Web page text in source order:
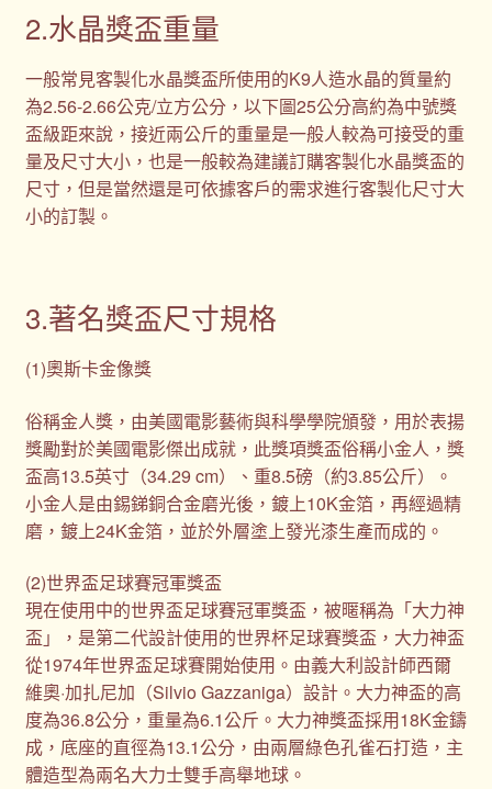
2.水晶獎盃重量
一般常見客製化水晶獎盃所使用的K9人造水晶的質量約
為2.56-2.66公克/立方公分，以下圖25公分高約為中號獎
盃級距來說，接近兩公斤的重量是一般人較為可接受的重
量及尺寸大小，也是一般較為建議訂購客製化水晶獎盃的
尺寸，但是當然還是可依據客戶的需求進行客製化尺寸大
小的訂製。
3.著名獎盃尺寸規格
(1)奧斯卡金像獎
俗稱金人獎，由美國電影藝術與科學學院頒發，用於表揚
獎勵對於美國電影傑出成就，此獎項獎盃俗稱小金人，獎
盃高13.5英寸（34.29 cm）、重8.5磅（約3.85公斤）。
小金人是由錫銻銅合金磨光後，鍍上10K金箔，再經過精
磨，鍍上24K金箔，並於外層塗上發光漆生產而成的。
(2)世界盃足球賽冠軍獎盃
現在使用中的世界盃足球賽冠軍獎盃，被暱稱為「大力神
盃」，是第二代設計使用的世界杯足球賽獎盃，大力神盃
從1974年世界盃足球賽開始使用。由義大利設計師西爾
維奧·加扎尼加（Silvio Gazzaniga）設計。大力神盃的高
度為36.8公分，重量為6.1公斤。大力神獎盃採用18K金鑄
成，底座的直徑為13.1公分，由兩層綠色孔雀石打造，主
體造型為兩名大力士雙手高舉地球。